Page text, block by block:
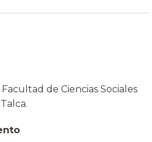
de Ciencias Sociales